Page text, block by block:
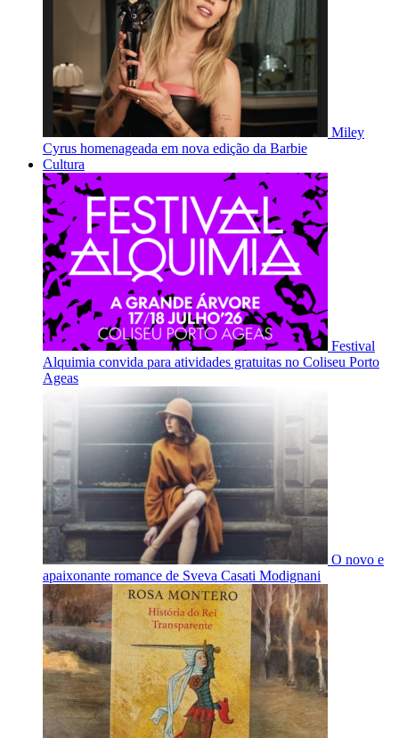
Miley
Cyrus homenageada em nova edição da Barbie
Cultura
Festival
Alquimia convida para atividades gratuitas no Coliseu Porto
Ageas
O novo e
apaixonante romance de Sveva Casati Modignani